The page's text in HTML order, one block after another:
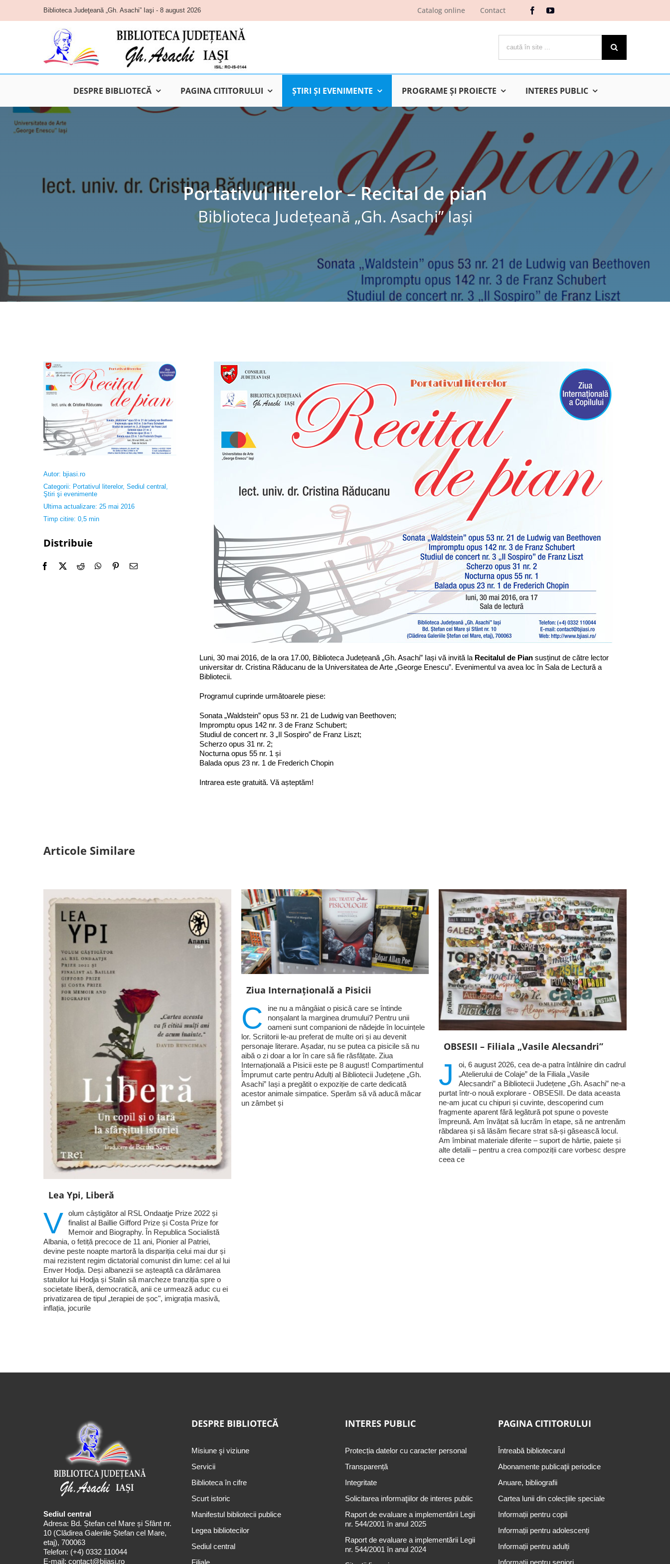
content
Biblioteca Judeţeană „Gh. Asachi” Iaşi - 8 august 2026 Catalog online Contact
DESPRE BIBLIOTECĂ PAGINA CITITORULUI ŞTIRI ŞI EVENIMENTE PROGRAME ŞI PROIECTE INTERES PUBLIC
Portativul literelor – Recital de pian
Biblioteca Judeţeană „Gh. Asachi” Iaşi
Autor: bjiasi.ro
Categorii: Portativul literelor, Sediul central ,
Ştiri şi evenimente
Ultima actualizare: 25 mai 2016
Timp citire: 0,5 min
Distribuie
Luni, 30 mai 2016, de la ora 17.00, Biblioteca Județeană „Gh. Asachi” Iași vă invită la Recitalul de Piansusținut de către lector
universitar dr. Cristina Răducanu de la Universitatea de Arte „George Enescu”. Evenimentul va avea loc în Sala de Lectură a
Bibliotecii.
Programul cuprinde următoarele piese:
Sonata „Waldstein” opus 53 nr. 21 de Ludwig van Beethoven;
Impromptu opus 142 nr. 3 de Franz Schubert;
Studiul de concert nr. 3 „Il Sospiro” de Franz Liszt;
Scherzo opus 31 nr. 2;
Nocturna opus 55 nr. 1 și
Balada opus 23 nr. 1 de Frederich Chopin
Intrarea este gratuită. Vă așteptăm!
Articole Similare
Lea Ypi, Liberă
V olum câștigător al RSL Ondaatje Prize 2022 și
finalist al Baillie Gifford Prize și Costa Prize for
Memoir and Biography. În Republica Socialistă
Albania, o fetiță precoce de 11 ani, Pionier al Patriei,
devine peste noapte martoră la dispariția celui mai dur și
mai rezistent regim dictatorial comunist din lume: cel al lui
Enver Hodja. Deși albanezii se așteaptă ca dărâmarea
statuilor lui Hodja și Stalin să marcheze tranziția spre o
societate liberă, democratică, anii ce urmează aduc cu ei
privatizarea de tipul „terapiei de șoc", imigrația masivă,
inflația, jocurile
Ziua Internațională a Pisicii
C
ine nu a mângâiat o pisică care se întinde
nonșalant la marginea drumului? Pentru unii
oameni sunt companioni de nădejde în locuințele
lor. Scriitorii le-au preferat de multe ori și au devenit
personaje literare. Așadar, nu se putea ca pisicile să nu
aibă o zi doar a lor în care să fie răsfățate. Ziua
Internațională a Pisicii este pe 8 august! Compartimentul
Împrumut carte pentru Adulți al Bibliotecii Județene „Gh.
Asachi” Iași a pregătit o expoziție de carte dedicată
acestor animale simpatice. Sperăm să vă aducă măcar
un zâmbet și
OBSESII – Filiala „Vasile Alecsandri”
J
oi, 6 august 2026, cea de-a patra întâlnire din cadrul
„Atelierului de Colaje” de la Filiala „Vasile
Alecsandri” a Bibliotecii Județene „Gh. Asachi” ne-a
purtat într-o nouă explorare - OBSESII. De data aceasta
ne-am jucat cu chipuri și cuvinte, descoperind cum
fragmente aparent fără legătură pot spune o poveste
împreună. Am învățat să lucrăm în etape, să ne antrenăm
răbdarea și să lăsăm fiecare strat să-și găsească locul.
Am îmbinat materiale diferite – suport de hârtie, paiete și
alte detalii – pentru a crea compoziții care vorbesc despre
ceea ce
Sediul central
Adresa: Bd. Ștefan cel Mare și Sfânt nr.
10 (Clădirea Galeriile Ștefan cel Mare,
etaj), 700063
Telefon: (+4) 0332 110044
E-mail: contact@bjiasi.ro
DESPRE BIBLIOTECĂ
Misiune şi viziune
Servicii
Biblioteca în cifre
Scurt istoric
Manifestul bibliotecii publice
Legea bibliotecilor
Sediul central
Filiale
INTERES PUBLIC
Protecția datelor cu caracter personal
Transparență
Integritate
Solicitarea informaţiilor de interes public
Raport de evaluare a implementării Legii
nr. 544/2001 în anul 2025
Raport de evaluare a implementării Legii
nr. 544/2001 în anul 2024
PAGINA CITITORULUI
Întreabă bibliotecarul
Abonamente publicaţii periodice
Anuare, bibliografii
Cartea lunii din colecțiile speciale
Informații pentru copii
Informații pentru adolescenți
Informații pentru adulți
Informații pentru seniori